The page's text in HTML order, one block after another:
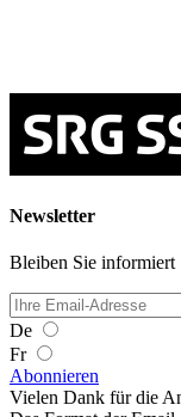
Newsletter
Bleiben Sie informiert
De
Fr
Abonnieren
Vielen Dank für die